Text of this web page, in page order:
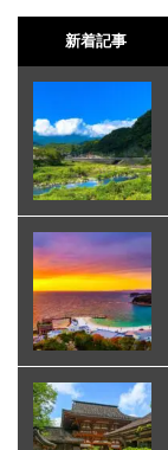
新着記事